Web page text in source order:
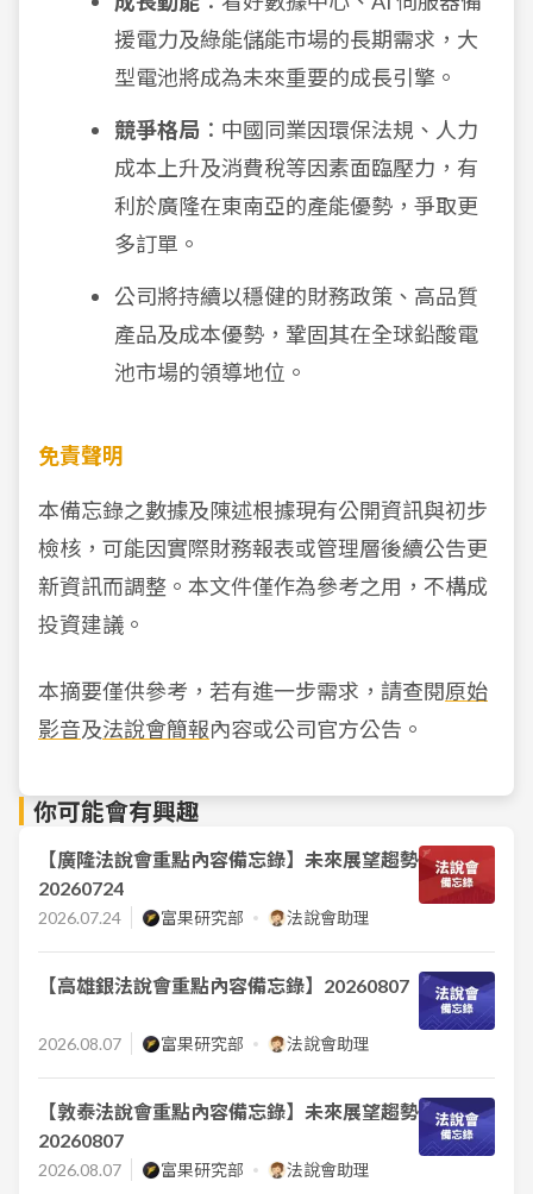
援電力及綠能儲能市場的長期需求，大
型電池將成為未來重要的成長引擎。
競爭格局 ：中國同業因環保法規、人力
成本上升及消費稅等因素面臨壓力，有
利於廣隆在東南亞的產能優勢，爭取更
多訂單。
公司將持續以穩健的財務政策、高品質
產品及成本優勢，鞏固其在全球鉛酸電
池市場的領導地位。
免責聲明
本備忘錄之數據及陳述根據現有公開資訊與初步
檢核，可能因實際財務報表或管理層後續公告更
新資訊而調整。本文件僅作為參考之用，不構成
投資建議。
本摘要僅供參考，若有進一步需求，請查閱原始
影音及法說會簡報內容或公司官方公告。
你可能會有興趣
【廣隆法說會重點內容備忘錄】未來展望趨勢
20260724
2026.07.24 富果研究部 法說會助理
【高雄銀法說會重點內容備忘錄】20260807
2026.08.07 富果研究部 法說會助理
【敦泰法說會重點內容備忘錄】未來展望趨勢
20260807
2026.08.07 富果研究部 法說會助理